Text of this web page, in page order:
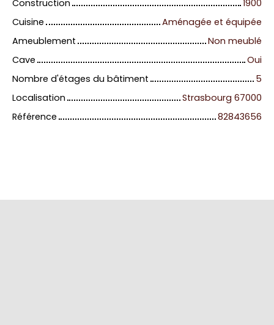
Construction
1900
Cuisine
Aménagée et équipée
Ameublement
Non meublé
Cave
Oui
Nombre d'étages du bâtiment
5
Localisation
Strasbourg 67000
Référence
82843656